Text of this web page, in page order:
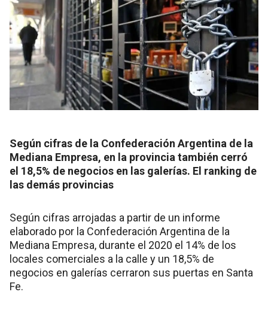
Según cifras de la Confederación Argentina de la
Mediana Empresa, en la provincia también cerró
el 18,5% de negocios en las galerías. El ranking de
las demás provincias
Según cifras arrojadas a partir de un informe
elaborado por la Confederación Argentina de la
Mediana Empresa, durante el 2020 el 14% de los
locales comerciales a la calle y un 18,5% de
negocios en galerías cerraron sus puertas en Santa
Fe.